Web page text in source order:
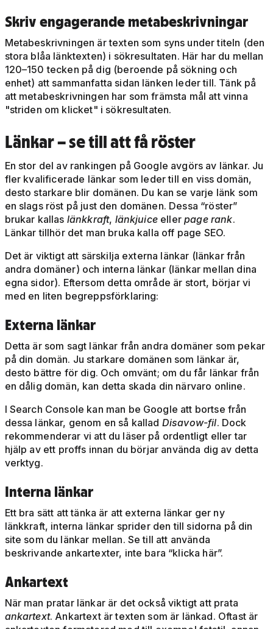
Skriv engagerande metabeskrivningar
Metabeskrivningen är texten som syns under titeln (den
stora blåa länktexten) i sökresultaten. Här har du mellan
120–150 tecken på dig (beroende på sökning och
enhet) att sammanfatta sidan länken leder till. Tänk på
att metabeskrivningen har som främsta mål att vinna
"striden om klicket" i sökresultaten.
Länkar – se till att få röster
En stor del av rankingen på Google avgörs av länkar. Ju
fler kvalificerade länkar som leder till en viss domän,
desto starkare blir domänen. Du kan se varje länk som
en slags röst på just den domänen. Dessa “röster”
brukar kallas länkkraft, länkjuiceellerpage rank.
Länkar tillhör det man bruka kalla off page SEO.
Det är viktigt att särskilja externa länkar (länkar från
andra domäner) och interna länkar (länkar mellan dina
egna sidor). Eftersom detta område är stort, börjar vi
med en liten begreppsförklaring:
Externa länkar
Detta är som sagt länkar från andra domäner som pekar
på din domän. Ju starkare domänen som länkar är,
desto bättre för dig. Och omvänt; om du får länkar från
en dålig domän, kan detta skada din närvaro online.
I Search Console kan man be Google att bortse från
dessa länkar, genom en så kallad Disavow-fil. Dock
rekommenderar vi att du läser på ordentligt eller tar
hjälp av ett proffs innan du börjar använda dig av detta
verktyg.
Interna länkar
Ett bra sätt att tänka är att externa länkar ger ny
länkkraft, interna länkar sprider den till sidorna på din
site som du länkar mellan. Se till att använda
beskrivande ankartexter, inte bara “klicka här”.
Ankartext
När man pratar länkar är det också viktigt att prata
ankartext. Ankartext är texten som är länkad. Oftast är